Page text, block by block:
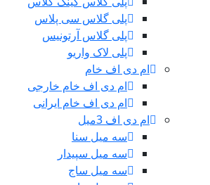
پلی گلاس سی پلاس
پلی گلاس آرتونیس
پلی لاک واریو
ام دی اف خام
ام دی اف خام خارجی
ام دی اف خام ایرانی
ام دی اف 3میل
سه میل سنا
سه میل سپیدار
سه میل ساج